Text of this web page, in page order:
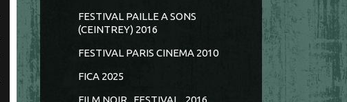
FESTIVAL PAILLE A SONS
(CEINTREY) 2016
FESTIVAL PARIS CINEMA 2010
FICA 2025